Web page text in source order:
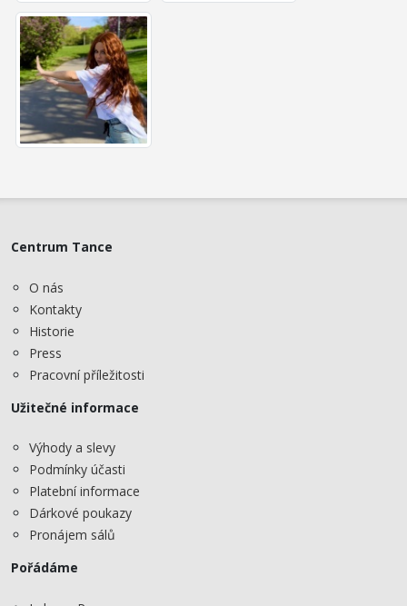
Centrum Tance
O nás
Kontakty
Historie
Press
Pracovní příležitosti
Užitečné informace
Výhody a slevy
Podmínky účasti
Platební informace
Dárkové poukazy
Pronájem sálů
Pořádáme